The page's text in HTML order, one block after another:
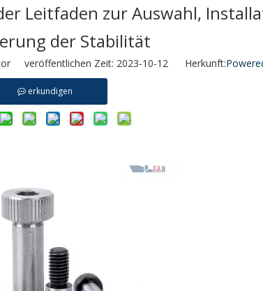
Leitfaden zur Auswahl,
der Stabilität
veröffentlichen Zeit: 2023-10-12 Herkunft:
erkundigen